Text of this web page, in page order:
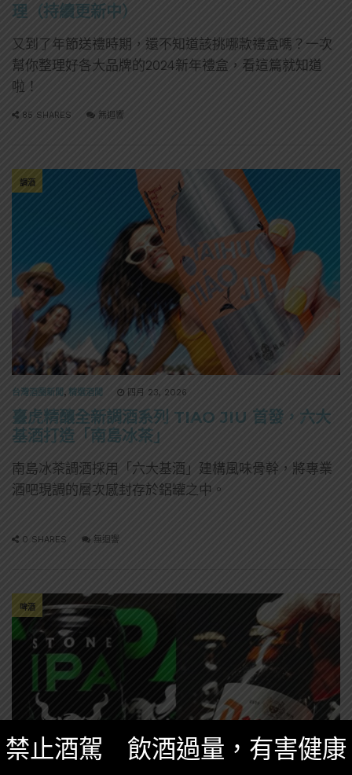
理（持續更新中）
又到了年節送禮時期，還不知道該挑哪款禮盒嗎？一次
幫你整理好各大品牌的2024新年禮盒，看這篇就知道
啦！
85 SHARES 無迴響
調酒
台灣酒圈新聞 , 精選酒聞 四月 23, 2026
臺虎精釀全新調酒系列 TIAO JIU 首發，六大
基酒打造「南島冰茶」
南島冰茶調酒採用「六大基酒」建構風味骨幹，將專業
酒吧現調的層次感封存於鋁罐之中。
0 SHARES 無迴響
啤酒
禁止酒駕 飲酒過量，有害健康